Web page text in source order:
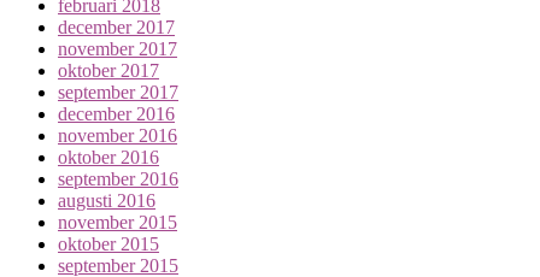
februari 2018
december 2017
november 2017
oktober 2017
september 2017
december 2016
november 2016
oktober 2016
september 2016
augusti 2016
november 2015
oktober 2015
september 2015